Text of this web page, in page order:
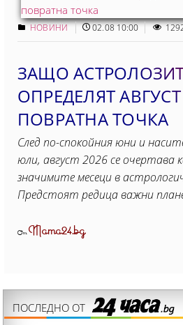
НОВИНИ 02.08 10:00
ЗАЩО
ОПРЕДЕЛЯТ
ПОВРАТНА ТОЧКА
След по-спокойния юни и
юли, август 2026 се очертава
значимите месеци в
Предстоят редица важни
ОтMama24.bg
ПОСЛЕДНО ОТ